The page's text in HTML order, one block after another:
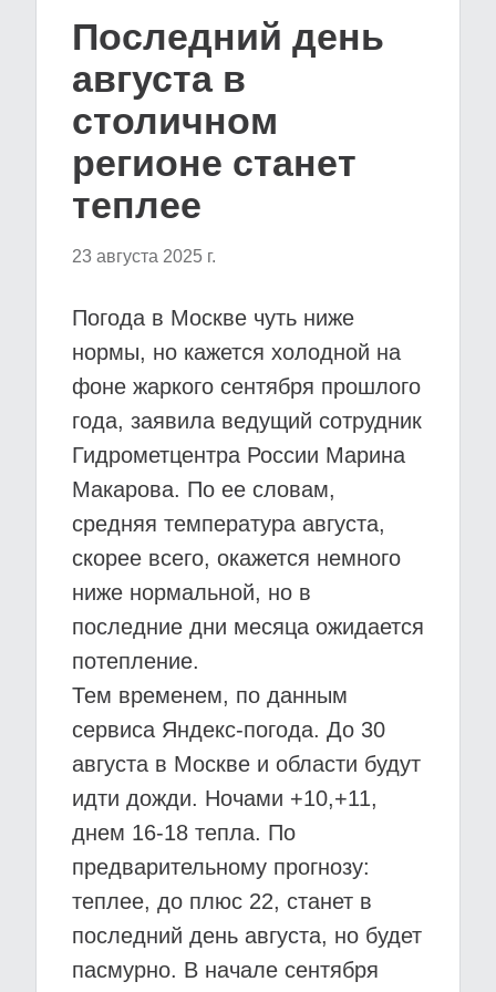
Последний день
августа в
столичном
регионе станет
теплее
23 августа 2025 г.
Погода в Москве чуть ниже
нормы, но кажется холодной на
фоне жаркого сентября прошлого
года, заявила ведущий сотрудник
Гидрометцентра России Марина
Макарова. По ее словам,
средняя температура августа,
скорее всего, окажется немного
ниже нормальной, но в
последние дни месяца ожидается
потепление.
Тем временем, по данным
сервиса Яндекс-погода. До 30
августа в Москве и области будут
идти дожди. Ночами +10,+11,
днем 16-18 тепла. По
предварительному прогнозу:
теплее, до плюс 22, станет в
последний день августа, но будет
пасмурно. В начале сентября